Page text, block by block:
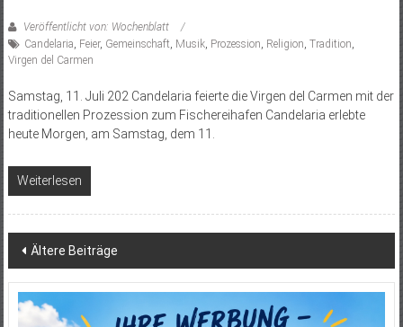
Veröffentlicht von: Wochenblatt
Candelaria, Feier, Gemeinschaft, Musik, Prozession, Religion, Tradition,
Virgen del Carmen
Samstag, 11. Juli 202 Candelaria feierte die Virgen del Carmen mit der
traditionellen Prozession zum Fischereihafen Candelaria erlebte
heute Morgen, am Samstag, dem 11.
Weiterlesen
Beitragsnavigation
Ältere Beiträge